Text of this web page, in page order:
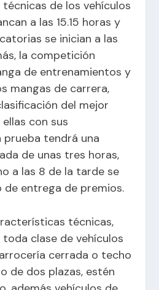
de los vehículos
a las 15.15 horas y
se inician a las
la competición
de entrenamientos y
mangas de carrera,
del mejor
con sus
prueba tendrá una
de unas tres horas,
a las 8 de la tarde se
entrega de premios.
técnicas,
clase de vehículos
cerrada o techo
de dos plazas, estén